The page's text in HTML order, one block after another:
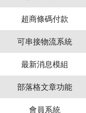
超商條碼付款
可串接物流系統
最新消息模組
部落格文章功能
會員系統